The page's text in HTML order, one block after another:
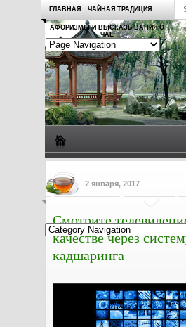
ГЛАВНАЯ ЧАЙНАЯ ТРАДИЦИЯ
АФОРИЗМЫ И ВЫСКАЗЫВАНИЯ О
ЧАЕ
Рецепты с чаем Полезные
2 января, 2017
Смотрите
качестве через
кадшаринга